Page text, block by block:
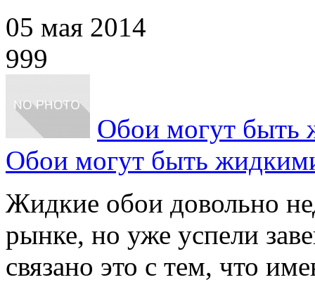
05 мая 2014
999
Обои могут быть
Обои могут быть
Жидкие обои довольно
рынке, но уже успели
связано это с тем, что